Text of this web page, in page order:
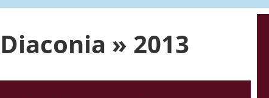
» 2013